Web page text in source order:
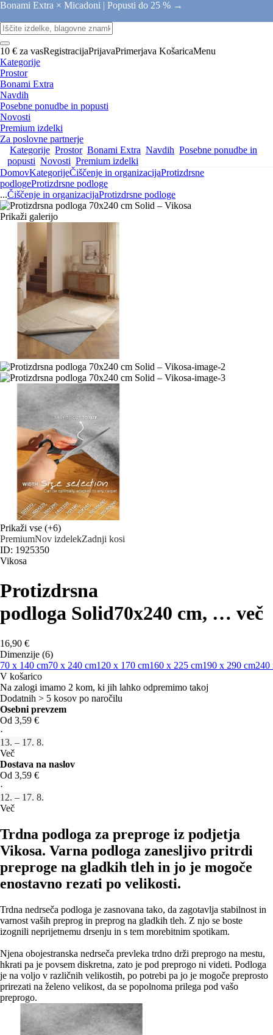
Bonami Extra × Micadoni | Popusti do 25 % →
10 € za vasRegistracijaPrijavaPrimerjava KošaricaMenu
Kategorije
Prostor
Bonami Extra
Navdih
Posebne ponudbe in popusti
Novosti
Premium izdelki
Za poslovne partnerje
Kategorije Prostor Bonami Extra Navdih Posebne ponudbe in
popusti Novosti Premium izdelki
DomovKategorijeČiščenje in organizacijaProtizdrsne
podlogeProtizdrsne podloge
...Čiščenje in organizacijaProtizdrsne podloge
Prikaži galerijo
Prikaži vse (+6)
PremiumNov izdelekZadnji kosi
ID: 1925350
Vikosa
Protizdrsna
podloga Solid70x240 cm, … več
16,90 €
Dimenzije (6)
70 x 140 cm70 x 240 cm120 x 170 cm160 x 225 cm190 x 290 cm240
V košarico
Na zalogi imamo 2 kom, ki jih lahko odpremimo takoj
Dodatnih > 5 kosov po naročilu
Osebni prevzem
Od 3,59 €
·
13. – 17. 8.
Več
Dostava na naslov
Od 3,59 €
·
12. – 17. 8.
Več
Trdna podloga za preproge iz podjetja
Vikosa. Varna podloga zanesljivo pritrdi
preproge na gladkih tleh in jo je mogoče
enostavno rezati po velikosti.
Trdna nedrseča podloga je zasnovana tako, da zagotavlja stabilnost in
varnost vaših preprog in preprog na gladkih tleh. Z njo se boste
izognili neprijetnemu drsenju in s tem morebitnim spotikam.
Njena obojestranska nedrseča prevleka trdno drži preprogo na mestu,
hkrati pa je povsem diskretna, zato je pod preprogo ni videti. Podloga
je na voljo v različnih velikostih, po potrebi pa jo je mogoče preprosto
prirezati na želeno velikost, da se popolnoma prilega pod vašo
preprogo.